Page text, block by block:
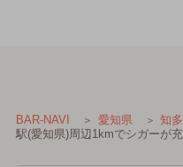
BAR-NAVI 愛知県 知
駅(愛知県)周辺1kmでシガーが